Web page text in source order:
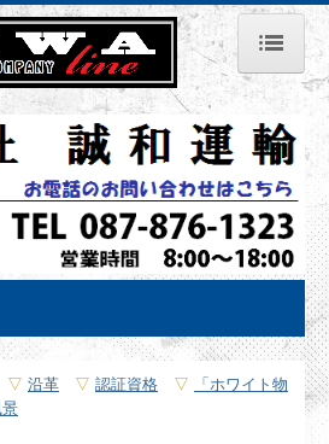
▽ 沿革 ▽ 認証資格 ▽
「ホワイト物